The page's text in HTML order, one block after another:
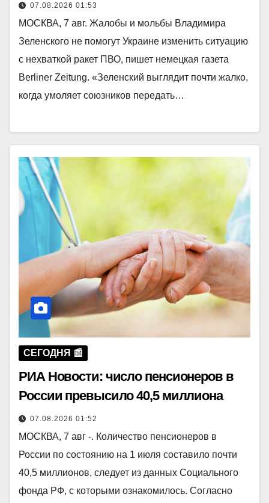
07.08.2026 01:53
МОСКВА, 7 авг. Жалобы и мольбы Владимира
Зеленского не помогут Украине изменить ситуацию
с нехваткой ракет ПВО, пишет немецкая газета
Berliner Zeitung. «Зеленский выглядит почти жалко,
когда умоляет союзников передать…
СЕГОДНЯ 📰
РИА Новости: число пенсионеров в
России превысило 40,5 миллиона
07.08.2026 01:52
МОСКВА, 7 авг -. Количество пенсионеров в
России по состоянию на 1 июля составило почти
40,5 миллионов, следует из данных Социального
фонда РФ, с которыми ознакомилось. Согласно